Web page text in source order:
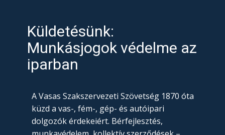
Küldetésünk:
Munkásjogok védelme az
iparban
A Vasas Szakszervezeti Szövetség 1870 óta
küzd a vas-, fém-, gép- és autóipari
dolgozók érdekeiért. Bérfejlesztés,